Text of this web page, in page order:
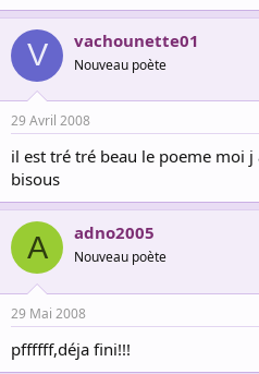
V vachounette01
Nouveau poète
29 Avril 2008
il est tré tré beau le poeme moi
bisous
A adno2005
Nouveau poète
29 Mai 2008
pffffff,déja fini!!!